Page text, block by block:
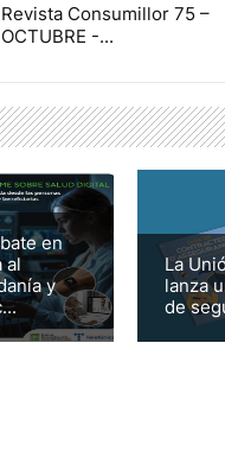
Revista Consumillor 75 –
OCTUBRE -...
en
al
y
La
lanza
de